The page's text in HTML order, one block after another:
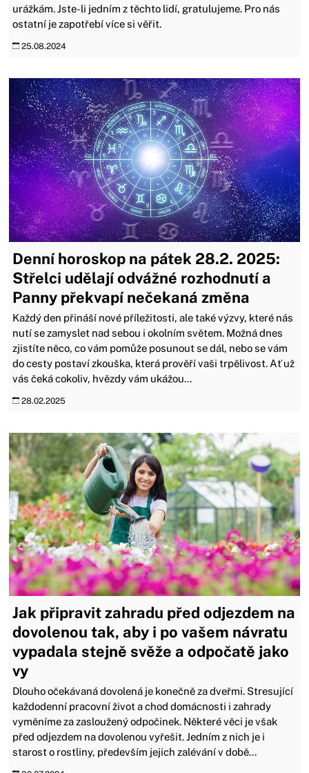
urážkám. Jste-li jedním z těchto lidí, gratulujeme. Pro nás
ostatní je zapotřebí více si věřit.
25.08.2024
Denní horoskop na pátek 28.2. 2025:
Střelci udělají odvážné rozhodnutí a
Panny překvapí nečekaná změna
Každý den přináší nové příležitosti, ale také výzvy, které nás
nutí se zamyslet nad sebou i okolním světem. Možná dnes
zjistíte něco, co vám pomůže posunout se dál, nebo se vám
do cesty postaví zkouška, která prověří vaši trpělivost. Ať už
vás čeká cokoliv, hvězdy vám ukážou...
28.02.2025
Jak připravit zahradu před odjezdem na
dovolenou tak, aby i po vašem návratu
vypadala stejně svěže a odpočatě jako
vy
Dlouho očekávaná dovolená je konečně za dveřmi. Stresující
každodenní pracovní život a chod domácnosti i zahrady
vyměníme za zasloužený odpočinek. Některé věci je však
před odjezdem na dovolenou vyřešit. Jedním z nich je i
starost o rostliny, především jejich zalévání v době...